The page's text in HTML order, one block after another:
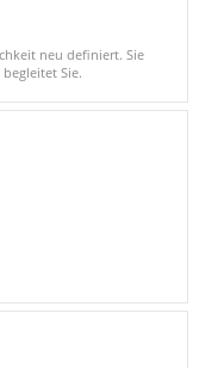
neu definiert. Sie
Sie.